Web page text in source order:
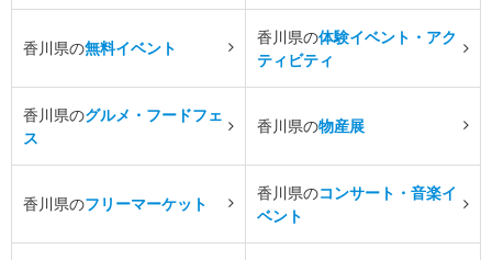
香川県の無料イベント
香川県の体験イベント・アク
ティビティ
香川県のグルメ・フードフェ
ス
香川県の物産展
香川県のフリーマーケット
香川県のコンサート・音楽イ
ベント